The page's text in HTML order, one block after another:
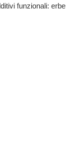
funzionali: